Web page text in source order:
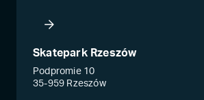
Skatepark Rzeszów
Podpromie 10
35-959 Rzeszów